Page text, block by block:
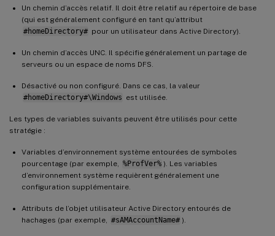
Un chemin d’accès relatif. Il doit être relatif au répertoire de base
(qui est généralement configuré en tant qu’attribut
#homeDirectory# pour un utilisateur dans Active Directory).
Un chemin d’accès UNC. Il spécifie généralement un partage de
serveurs ou un espace de noms DFS.
Désactivé ou non configuré. Dans ce cas, la valeur
#homeDirectory#\Windows est utilisée.
Les types de variables suivants peuvent être utilisés pour cette
stratégie :
Variables d’environnement système entourées de symboles
pourcentage (par exemple,
%ProfVer% ). Les variables
d’environnement système requièrent généralement une
configuration supplémentaire.
Attributs de l’objet utilisateur Active Directory entourés de
hachages (par exemple,
#sAMAccountName# ).